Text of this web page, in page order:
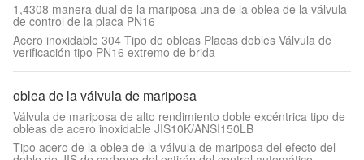
1,4308 manera dual de la mariposa una de la oblea de la válvula
de control de la placa PN16
Acero inoxidable 304 Tipo de obleas Placas dobles Válvula de
verificación tipo PN16 extremo de brida
oblea de la válvula de mariposa
Válvula de mariposa de alto rendimiento doble excéntrica tipo de
obleas de acero inoxidable JIS10K/ANSI150LB
Tipo acero de la oblea de la válvula de mariposa del efecto del